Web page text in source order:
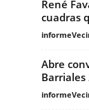
René
cuadras
Abre
Barriales